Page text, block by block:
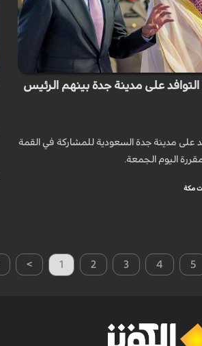
على مدينة جدة بينهم الرئيس
على مدينة جدة السعودية للمشاركة في القمة
اليوم الجمعة.
> 1 2 3 4 5